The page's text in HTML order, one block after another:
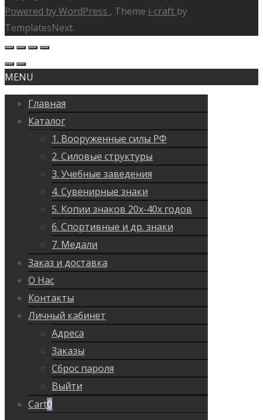
Powered by WordPress , Theme i-craft by
TemplatesNext.
MENU
Главная
Каталог
1. Вооруженные силы РФ
2. Силовые структуры
3. Учебные заведения
4. Сувенирные знаки
5. Копии знаков 20х-40х годов
6. Спортивные и др. знаки
7. Медали
Заказ и доставка
О Нас
Контакты
Личный кабинет
Адреса
Заказы
Сброс пароля
Выйти
Cart0